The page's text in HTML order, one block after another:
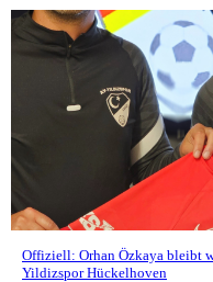
Offiziell: Orhan Özkaya bleibt
Yildizspor Hückelhoven